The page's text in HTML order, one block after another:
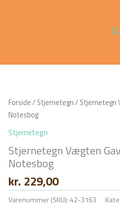
Søg
Forside/Stjernetegn/ Stjernetegn
Notesbog
Stjernetegn
Stjernetegn Vægten
Notesbog
kr. 229,00
Varenummer (SKU):42-3163